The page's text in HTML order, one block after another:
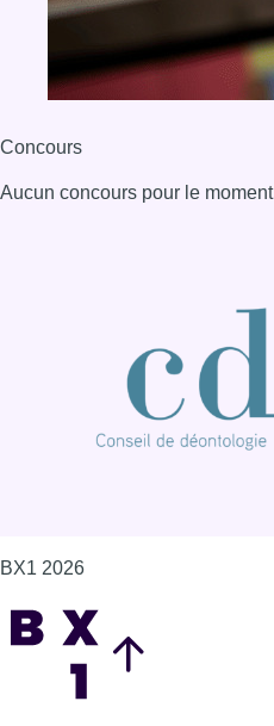
Concours
Aucun concours pour le moment
BX1 2026